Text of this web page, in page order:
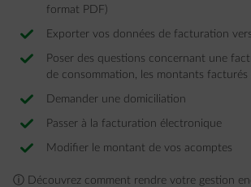
format PDF)
Exporter vos données de facturation
Poser des questions concernant une
de consommation, les montants facturés
Demander une domiciliation
Passer à la facturation électronique
Modifier le montant de vos acomptes
ⓘ Découvrez comment rendre votre gestion